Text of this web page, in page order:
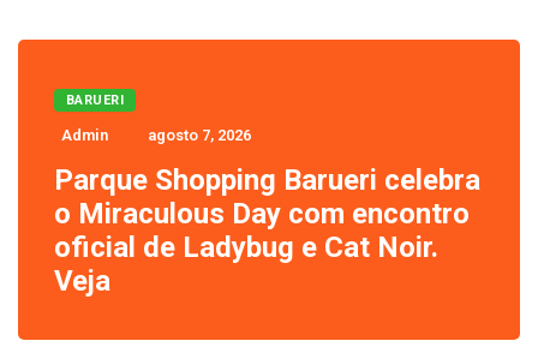
BARUERI
Admin agosto 7, 2026
Parque Shopping Barueri celebra
o Miraculous Day com encontro
oficial de Ladybug e Cat Noir.
Veja